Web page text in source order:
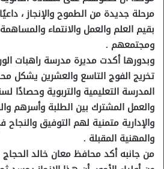
مرحلة جديدة من الطموح والإنجاز ،
بقيم العلم والعمل والانتماء
ومجتمعهم .
وبدورها أكدت مديرة مدرسة راهبات
تخريج الفوج التاسع والعشرين
المدرسة التعليمية والتربوية وحصادًا
والعمل المشترك بين الطلبة وأسرهم
والإدارية متمنية لهم التوفيق
والمهنية المقبلة .
من جانبه أكد محافظ معان خالد الحجاج